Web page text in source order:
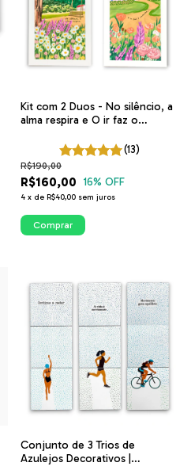
Kit com 2 Duos - No silêncio, a
alma respira e O ir faz o
(13)
R$160,00
R$190,00
16% OFF
4 x de R$40,00 sem juros
Comprar
Conjunto de 3 Trios de
Azulejos Decorativos |